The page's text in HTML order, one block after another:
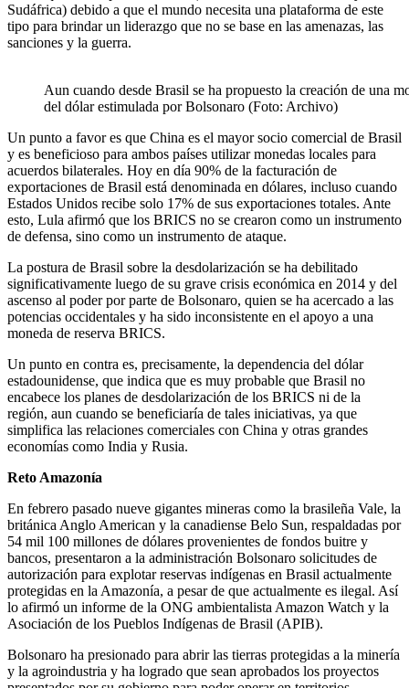
Sudáfrica) debido a que el mundo necesita una plataforma de este
tipo para brindar un liderazgo que no se base en las amenazas, las
sanciones y la guerra.
Aun cuando desde Brasil se ha propuesto la creación de una
del dólar estimulada por Bolsonaro (Foto: Archivo)
Un punto a favor es que China es el mayor socio comercial de Brasil
y es beneficioso para ambos países utilizar monedas locales para
acuerdos bilaterales. Hoy en día 90% de la facturación de
exportaciones de Brasil está denominada en dólares, incluso cuando
Estados Unidos recibe solo 17% de sus exportaciones totales. Ante
esto, Lula afirmó que los BRICS no se crearon como un instrumento
de defensa, sino como un instrumento de ataque.
La postura de Brasil sobre la desdolarización se ha debilitado
significativamente luego de su grave crisis económica en 2014 y del
ascenso al poder por parte de Bolsonaro, quien se ha acercado a las
potencias occidentales y ha sido inconsistente en el apoyo a una
moneda de reserva BRICS.
Un punto en contra es, precisamente, la dependencia del dólar
estadounidense, que indica que es muy probable que Brasil no
encabece los planes de desdolarización de los BRICS ni de la
región, aun cuando se beneficiaría de tales iniciativas, ya que
simplifica las relaciones comerciales con China y otras grandes
economías como India y Rusia.
Reto Amazonía
En febrero pasado nueve gigantes mineras como la brasileña Vale, la
británica Anglo American y la canadiense Belo Sun, respaldadas por
54 mil 100 millones de dólares provenientes de fondos buitre y
bancos, presentaron a la administración Bolsonaro solicitudes de
autorización para explotar reservas indígenas en Brasil actualmente
protegidas en la Amazonía, a pesar de que actualmente es ilegal. Así
lo afirmó un informe de la ONG ambientalista Amazon Watch y la
Asociación de los Pueblos Indígenas de Brasil (APIB).
Bolsonaro ha presionado para abrir las tierras protegidas a la minería
y la agroindustria y ha logrado que sean aprobados los proyectos